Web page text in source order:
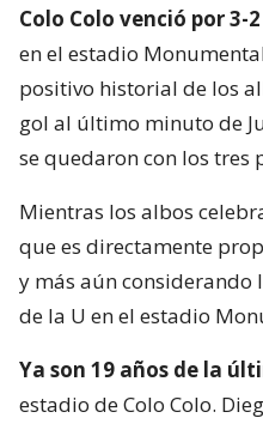
Colo Colo venció por 3-
en el estadio
positivo historial de los
gol al último minuto de
se quedaron con los tres
Mientras los albos
que es directamente
y más aún
de la U en el estadio
Ya son 19 años de la
estadio de Colo Colo.